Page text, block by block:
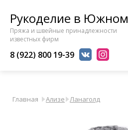
Рукоделие в Южном
Пряжа и швейные принадлежности
известных фирм
8 (922) 800 19-39
Главная Ализе Ланаголд